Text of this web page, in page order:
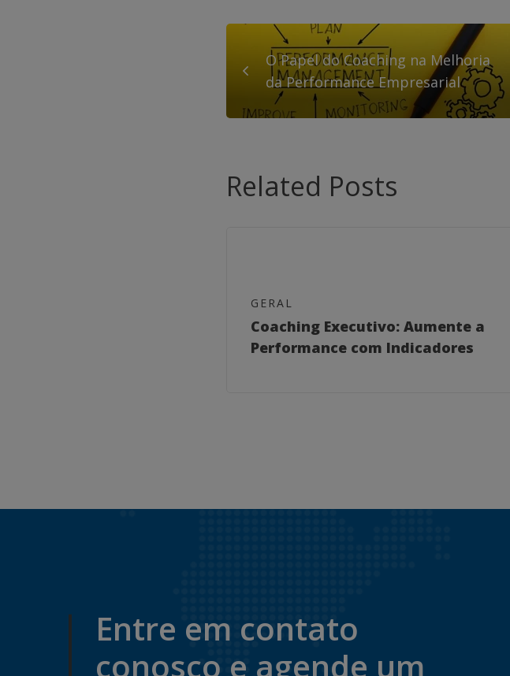
O Papel do Coaching na Melhoria
da Performance Empresarial
Related Posts
GERAL
Coaching Executivo: Aumente a
Performance com Indicadores
Entre em contato
conosco e agende um